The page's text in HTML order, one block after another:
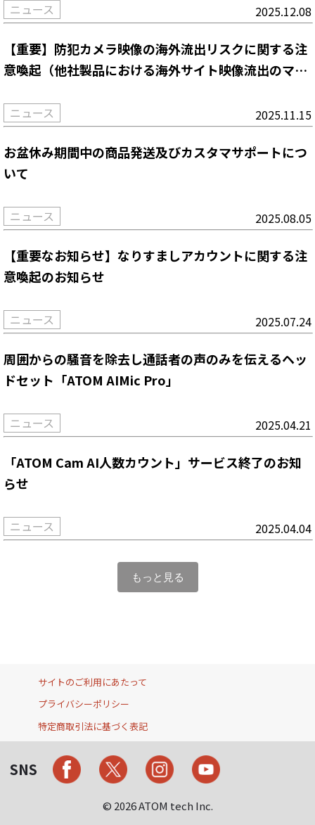
ニュース 2025.12.08
【重要】防犯カメラ映像の海外流出リスクに関する注
意喚起（他社製品における海外サイト映像流出のマス
安全です！】）
ニュース 2025.11.15
お盆休み期間中の商品発送及びカスタマサポートにつ
いて
ニュース 2025.08.05
【重要なお知らせ】なりすましアカウントに関する注
意喚起のお知らせ
ニュース 2025.07.24
周囲からの騒音を除去し通話者の声のみを伝えるヘッ
ドセット「ATOM AIMic Pro」
ニュース 2025.04.21
「ATOM Cam AI人数カウント」サービス終了のお知
らせ
ニュース 2025.04.04
もっと見る
サイトのご利用にあたって
プライバシーポリシー
特定商取引法に基づく表記
SNS
© 2026 ATOM tech Inc.